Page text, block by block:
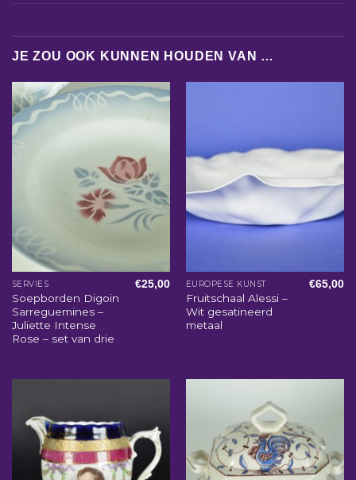
JE ZOU OOK KUNNEN HOUDEN VAN …
SERVIES
Soepborden Digoin
Sarreguemines –
Juliette Intense
Rose – set van drie
€25,00 EUROPESE KUNST
Fruitschaal Alessi –
Wit gesatineerd
metaal
€65,00